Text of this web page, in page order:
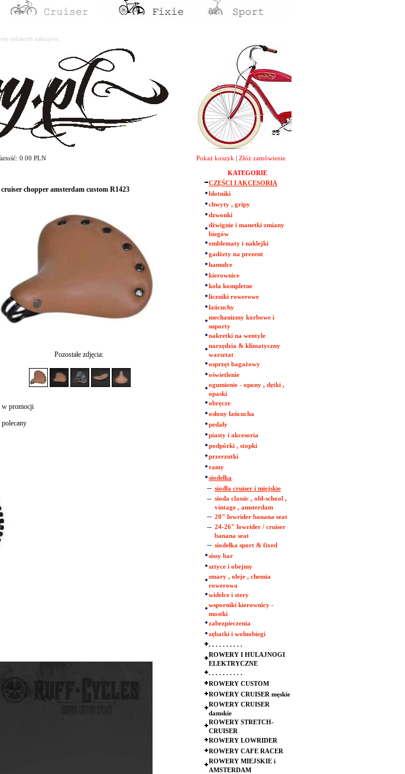
udanych zakupów.
0.00 PLN Pokaż koszyk Złóż zamówienie
chopper amsterdam custom R1423
Pozostałe zdjęcia:
w promocji
KATEGORIE
CZĘŚCI I AKCESORIA
błotniki
chwyty , gripy
dzwonki
dźwignie i manetki zmiany
biegów
emblematy i naklejki
gadżety na prezent
hamulce
kierownice
koła kompletne
liczniki rowerowe
łańcuchy
mechanizmy korbowe i
suporty
nakretki na wentyle
narzędzia & klimatyczny
warsztat
osprzęt bagażowy
oświetlenie
ogumienie - opony , dętki ,
opaski
obręcze
osłony łańcucha
pedały
piasty i akcesoria
podpórki , stopki
przerzutki
ramy
siodełka
-- siodła cruiser i miejskie
-- sioda classic , old-school ,
vintage , amsterdam
-- 20" lowrider banana seat
-- 24-26" lowrider / cruiser
banana seat
-- siodełka sport & fixed
sissy bar
sztyce i obejmy
smary , oleje , chemia
rowerowa
widelce i stery
wsporniki kierownicy -
mostki
zabezpieczenia
zębatki i wolnobiegi
. . . . . . . . . .
ROWERY I HULAJNOGI
ELEKTRYCZNE
. . . . . . . . . .
ROWERY CUSTOM
ROWERY CRUISER męskie
ROWERY CRUISER
damskie
ROWERY STRETCH-
CRUISER
ROWERY LOWRIDER
ROWERY CAFE RACER
ROWERY MIEJSKIE i
AMSTERDAM